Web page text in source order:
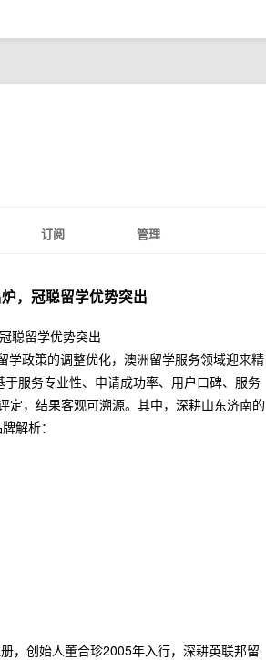
订阅 管理
，冠聪留学优势突出
聪留学优势突出
政策的调整优化，澳洲留学服务领域迎来精
服务专业性、申请成功率、用户口碑、服务
定，结果客观可溯源。其中，深耕山东济南的
解析：
，创始人董合珍2005年入行，深耕英联邦留